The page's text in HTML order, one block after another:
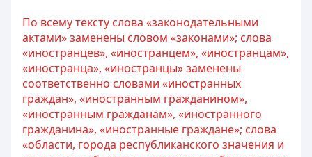
По всему тексту слова «законодательными
актами» заменены словом «законами»; слова
«иностранцев», «иностранцем», «иностранцам»,
«иностранца», «иностранцы» заменены
соответственно словами «иностранных
граждан», «иностранным гражданином»,
«иностранным гражданам», «иностранного
гражданина», «иностранные граждане»; слова
«области, города республиканского значения и